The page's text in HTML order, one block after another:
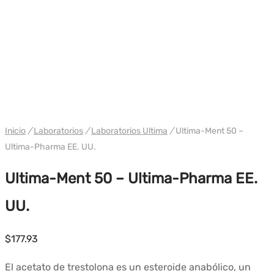
Inicio / Laboratorios / Laboratorios Ultima /Ultima-Ment 50 –
Ultima-Pharma EE. UU.
Ultima-Ment 50 – Ultima-Pharma EE.
UU.
$177.93
El acetato de trestolona es un esteroide anabólico, un